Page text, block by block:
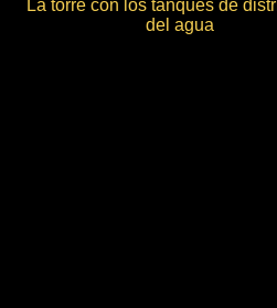
La torre con los tanques de
del agua